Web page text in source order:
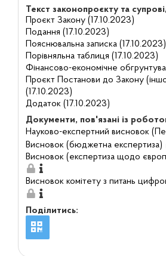
Текст законопроєкту та
Проєкт Закону (17.10.2023)
Подання (17.10.2023)
Пояснювальна записка (17.10.2023)
Порівняльна таблиця (17.10.2023)
Фінансово-економічне
Проєкт Постанови до Закону
(17.10.2023)
Додаток (17.10.2023)
Документи, пов'язані із
Науково-експертний висновок
Висновок (бюджетна експертиза)
Висновок (експертиза щодо
Висновок комітету з питань
Поділитись: